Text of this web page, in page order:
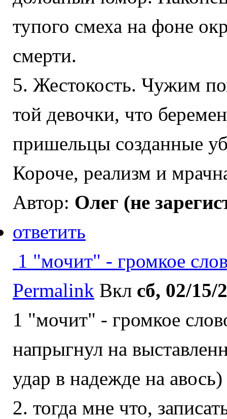
тупого смеха на фоне
смерти.
5. Жестокость. Чужим
той девочки, что
пришельцы созданные
Короче, реализм и
Автор: Олег (не
ответить
1 "мочит" - громкое
Permalink Вкл сб, 02/15/
1 "мочит" - громкое
напрыгнул на
удар в надежде на авось)
2. тогда мне что,